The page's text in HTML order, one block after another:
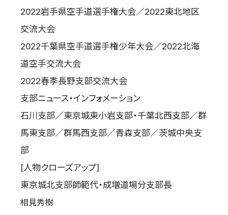
2022岩手県空手道選手権大会／2022東北地区
交流大会
2022千葉県空手道選手権少年大会／2022北海
道空手交流大会
2022春季長野支部交流大会
支部ニュース・インフォメーション
石川支部／東京城東小岩支部・千葉北西支部／群
馬東支部／群馬西支部／青森支部／茨城中央支
部
[人物クローズアップ]
東京城北支部師範代・成増道場分支部長
相見秀樹